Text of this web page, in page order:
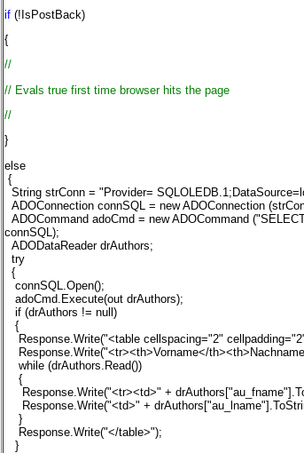
if(!IsPostBack)
{
//
// Evals true first time browser hits the page
//
}
else
{
String strConn = "Provider=
ADOConnection connSQL = new ADOConnection
ADOCommand adoCmd = new ADOCommand
connSQL);
ADODataReader drAuthors;
try
{
connSQL.Open();
adoCmd.Execute(out drAuthors);
if (drAuthors != null)
{
Response.Write("<table cellspacing="2"
Response.Write("<tr><th>Vorname</
while (drAuthors.Read())
{
Response.Write("<tr><td>" +
Response.Write("<td>" +
}
Response.Write("</table>");
}